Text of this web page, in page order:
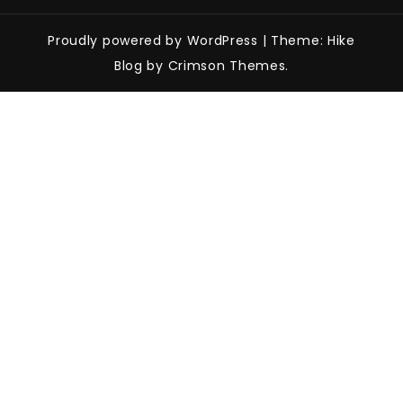
Proudly powered by WordPress | Theme: Hike
Blog by Crimson Themes.